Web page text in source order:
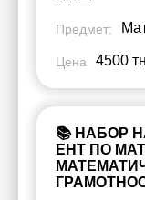
Предмет:
Цена 4500
📚 НАБОР
ЕНТ ПО